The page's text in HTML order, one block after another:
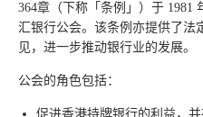
364章（下称「条例」）于 1981
汇银行公会。该条例亦提供了法
见，进一步推动银行业的发展。
公会的角色包括：
促进香港持牌银行的利益，